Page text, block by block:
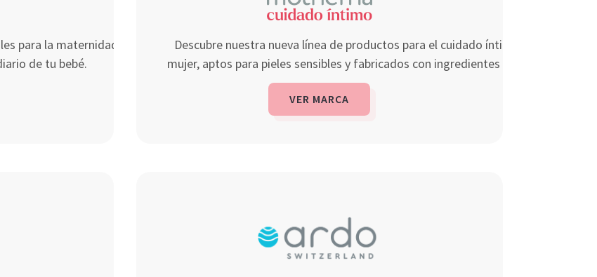
para la maternidad, desde la
de tu bebé.
Descubre nuestra nueva línea de productos para el cuidado íntimo de la
mujer, aptos para pieles sensibles y fabricados con ingredientes naturales.
VER MARCA